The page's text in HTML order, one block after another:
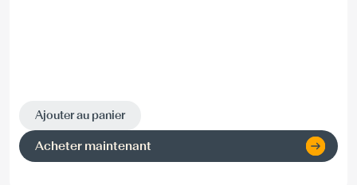
Ajouter au panier
Acheter maintenant